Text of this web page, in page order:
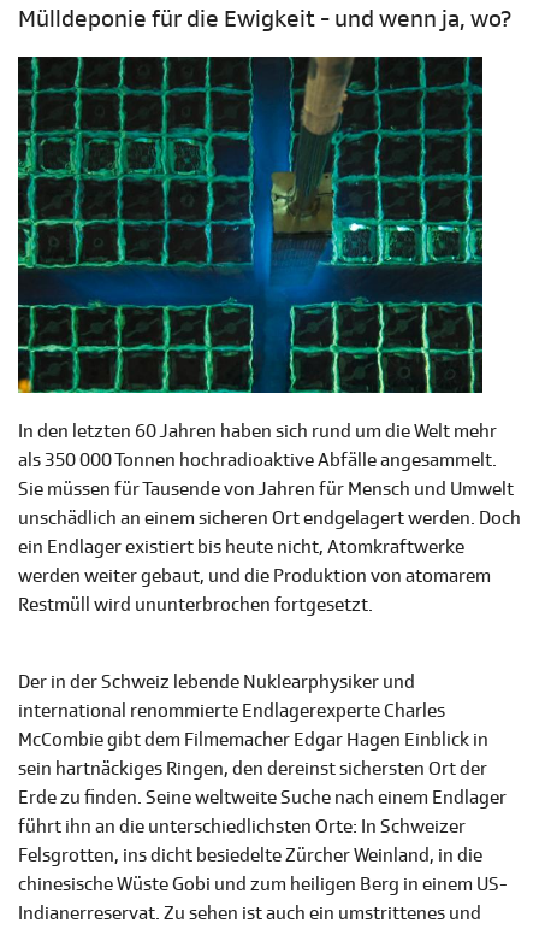
Mülldeponie für die Ewigkeit - und wenn ja, wo?
In den letzten 60 Jahren haben sich rund um die Welt mehr
als 350 000 Tonnen hochradioaktive Abfälle angesammelt.
Sie müssen für Tausende von Jahren für Mensch und Umwelt
unschädlich an einem sicheren Ort endgelagert werden. Doch
ein Endlager existiert bis heute nicht, Atomkraftwerke
werden weiter gebaut, und die Produktion von atomarem
Restmüll wird ununterbrochen fortgesetzt.
Der in der Schweiz lebende Nuklearphysiker und
international renommierte Endlagerexperte Charles
McCombie gibt dem Filmemacher Edgar Hagen Einblick in
sein hartnäckiges Ringen, den dereinst sichersten Ort der
Erde zu finden. Seine weltweite Suche nach einem Endlager
führt ihn an die unterschiedlichsten Orte: In Schweizer
Felsgrotten, ins dicht besiedelte Zürcher Weinland, in die
chinesische Wüste Gobi und zum heiligen Berg in einem US-
Indianerreservat. Zu sehen ist auch ein umstrittenes und